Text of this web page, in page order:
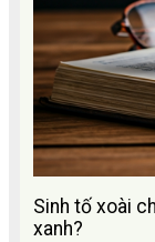
Sinh tố xoài
xanh?